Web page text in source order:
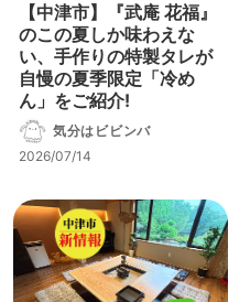
【中津市】『武庵 花福』
のこの夏しか味わえな
い、手作りの特製タレが
自慢の夏季限定「冷め
ん」をご紹介!
気分はビビンバ
2026/07/14